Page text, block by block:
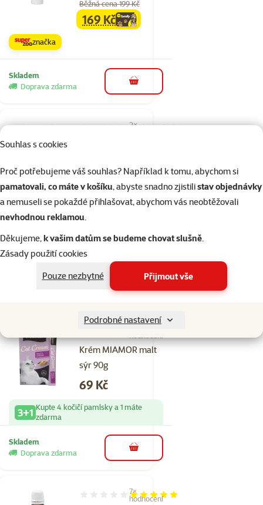
Souhlas s cookies
Proč potřebujeme váš souhlas? Například k tomu, abychom si
pamatovali, co máte v košíku, abyste snadno zjistilistav objednávky
a nemuseli se pokaždé přihlašovat, abychom vás neobtěžovali
nevhodnou reklamou.
Děkujeme,k vašim datům se budeme chovat slušně.
Zásady použití cookies
Pouze nezbytné
Přijmout vše
Podrobné nastavení
Běžná cena 199 Kč
familycena
169 Kč
značka
Skladem
Doprava zdarma
do košíku
Cat-A-Dent Bits 35 g
2×
Cena
69 Kč
značka
3+1 Kupte 4 kočičí pamlsky a 1 máte
zdarma
do košíku
Krém MIAMOR malt
sýr 90g
Hodnocení 100%, počet hodnocení: 3
Cena
69 Kč
3+1 Kupte 4 kočičí pamlsky a 1 máte
zdarma
Skladem
Doprava zdarma
do košíku
Hodnocení 100%, počet hodnocení: 7
7×
hodnocení